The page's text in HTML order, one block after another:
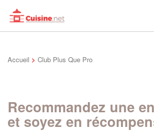
Accueil > Club Plus Que Pro
Recommandez une
et soyez en